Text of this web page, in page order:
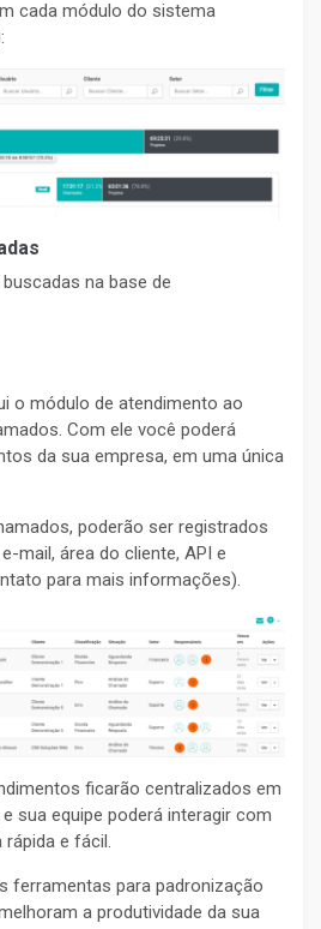
cada módulo do sistema
na base de
o módulo de atendimento ao
Com ele você poderá
da sua empresa, em uma única
poderão ser registrados
mail, área do cliente, API e
para mais informações).
ficarão centralizados em
sua equipe poderá interagir com
e fácil.
ferramentas para padronização
a produtividade da sua